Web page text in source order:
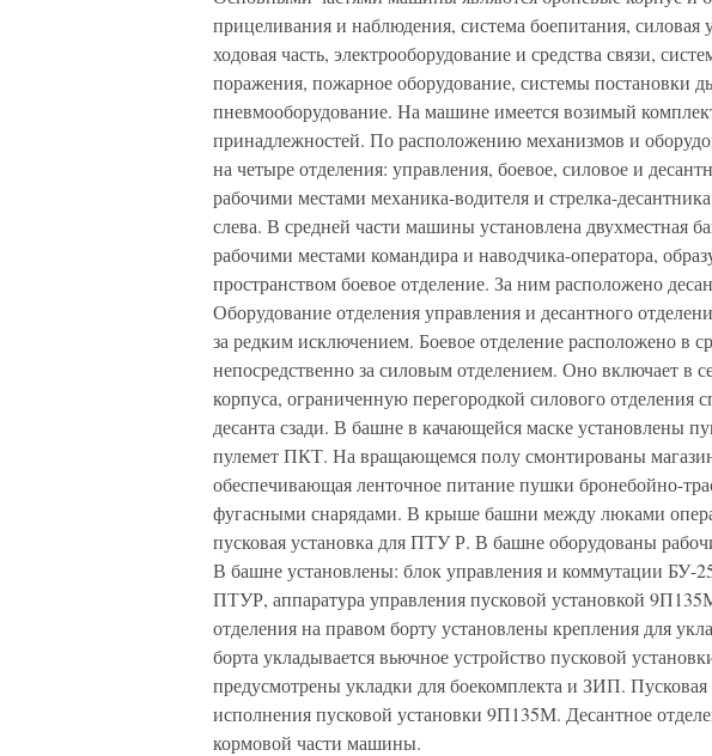
прицеливания и наблюдения, система боепитания, силовая
ходовая часть, электрооборудование и средства связи,
поражения, пожарное оборудование, системы постановки
пневмооборудование. На машине имеется возимый
принадлежностей. По расположению механизмов и
на четыре отделения: управления, боевое, силовое и
рабочими местами механика-водителя и стрелка-
слева. В средней части машины установлена двухместная
рабочими местами командира и наводчика-оператора,
пространством боевое отделение. За ним расположено
Оборудование отделения управления и десантного
за редким исключением. Боевое отделение расположено в
непосредственно за силовым отделением. Оно включает в
корпуса, ограниченную перегородкой силового отделения
десанта сзади. В башне в качающейся маске установлены
пулемет ПКТ. На вращающемся полу смонтированы
обеспечивающая ленточное питание пушки бронебойно-
фугасными снарядами. В крыше башни между люками
пусковая установка для ПТУ Р. В башне оборудованы
В башне установлены: блок управления и коммутации БУ-
ПТУР, аппаратура управления пусковой установкой
отделения на правом борту установлены крепления для
борта укладывается вьючное устройство пусковой
предусмотрены укладки для боекомплекта и ЗИП.
исполнения пусковой установки 9П135М. Десантное
кормовой части машины.